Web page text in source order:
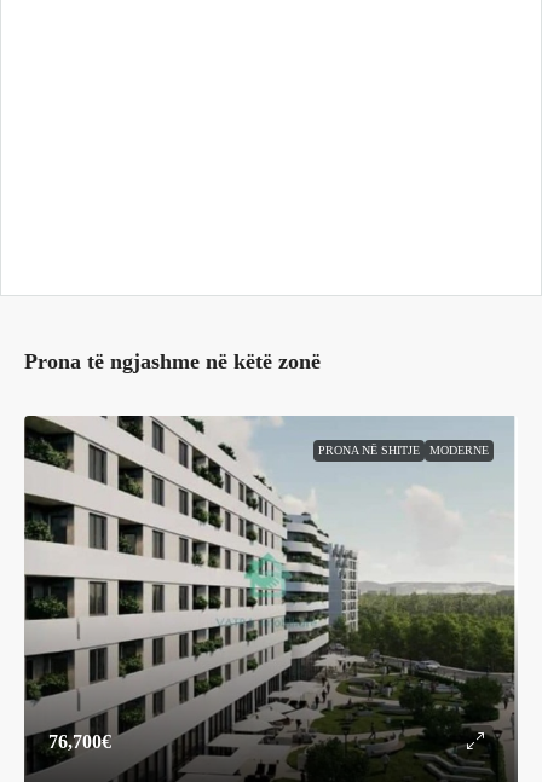
Prona të ngjashme në këtë zonë
PRONA NË SHITJE MODERNE
76,700€